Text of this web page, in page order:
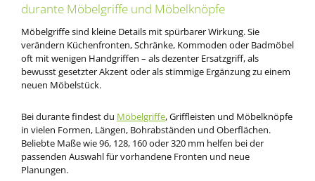
Alles im Griff
Möbelgriffe in vielen Designs, Oberflächen und
Bohrabständen
durante Möbelgriffe und Möbelknöpfe
Möbelgriffe sind kleine Details mit spürbarer Wirkung. Sie
verändern Küchenfronten, Schränke, Kommoden oder Badmöbel
oft mit wenigen Handgriffen – als dezenter Ersatzgriff, als
bewusst gesetzter Akzent oder als stimmige Ergänzung zu einem
neuen Möbelstück.
Bei durante findest du Möbelgriffe, Griffleisten und Möbelknöpfe
in vielen Formen, Längen, Bohrabständen und Oberflächen.
Beliebte Maße wie 96, 128, 160 oder 320 mm helfen bei der
passenden Auswahl für vorhandene Fronten und neue
Planungen.